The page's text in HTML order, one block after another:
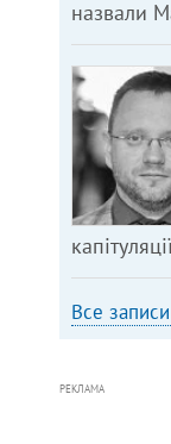
назвали
Все
РЕКЛАМА